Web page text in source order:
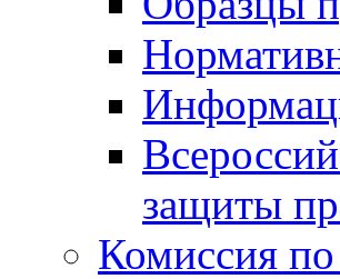
защиты
Комиссия